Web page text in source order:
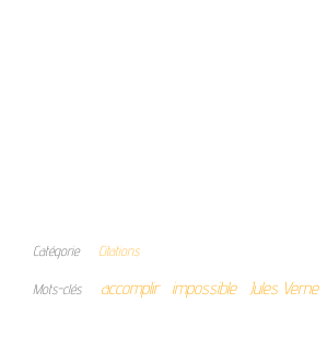
Catégorie Citations
Mots-clés accomplir impossible Jules Verne